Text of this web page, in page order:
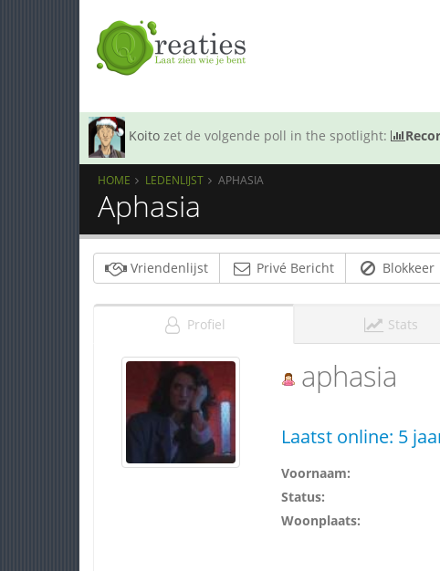
Koito zet de volgende poll in the spotlight:
HOME LEDENLIJST APHASIA
Aphasia
Vriendenlijst Privé Bericht Blokkeer
Profiel Stats
aphasia
Laatst online: 5
Voornaam:
Status:
Woonplaats: